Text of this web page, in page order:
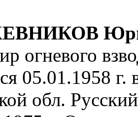
огневого
05.01.1958 г.
обл.